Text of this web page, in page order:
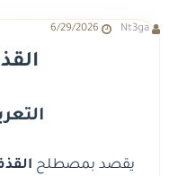
Nt3ga
6/29/2026
يقصد بمصطلح